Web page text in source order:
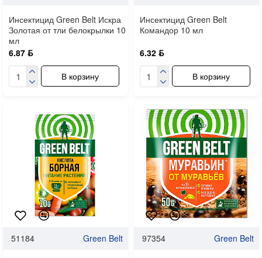
Инсектицид Green Belt Искра
Золотая от тли белокрылки 10
мл
6.87 ƃ
В корзину
Инсектицид Green Belt
Командор 10 мл
6.32 ƃ
В корзину
51184 Green Belt 97354 Green Belt